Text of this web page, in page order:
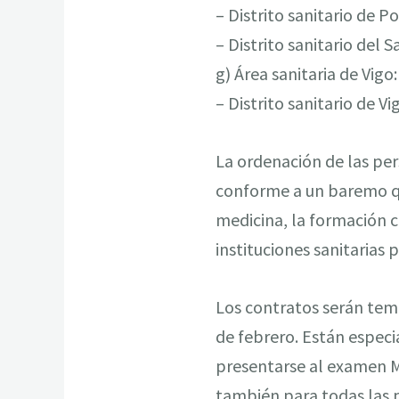
– Distrito sanitario de
– Distrito sanitario del
g) Área sanitaria de Vigo:
– Distrito sanitario de
La ordenación de las
conforme a un baremo
medicina, la formación
instituciones sanitarias
Los contratos serán
de febrero. Están
presentarse al examen